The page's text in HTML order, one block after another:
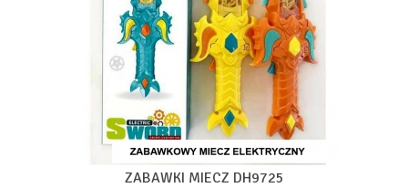
ZABAWKI MIECZ DH9725